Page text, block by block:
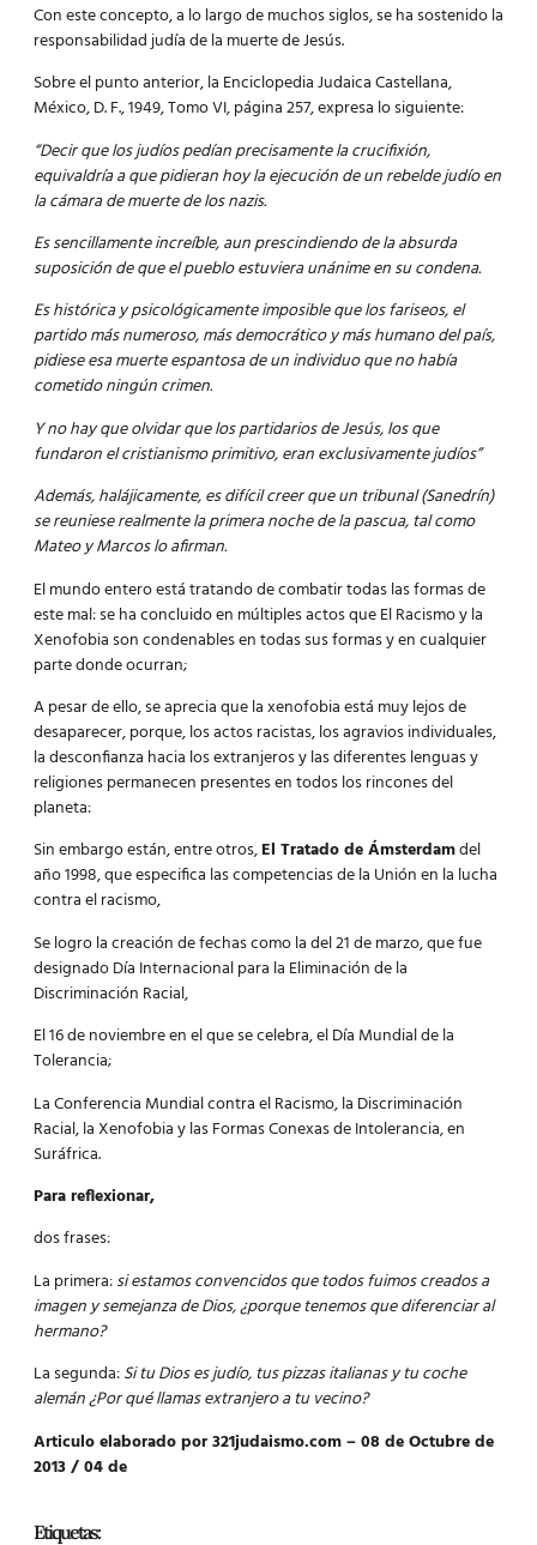
Con este concepto, a lo largo de muchos siglos, se ha sostenido la
responsabilidad judía de la muerte de Jesús.
Sobre el punto anterior, la Enciclopedia Judaica Castellana,
México, D. F., 1949, Tomo VI, página 257, expresa lo siguiente:
“Decir que los judíos pedían precisamente la crucifixión,
equivaldría a que pidieran hoy la ejecución de un rebelde judío en
la cámara de muerte de los nazis.
Es sencillamente increíble, aun prescindiendo de la absurda
suposición de que el pueblo estuviera unánime en su condena.
Es histórica y psicológicamente imposible que los fariseos, el
partido más numeroso, más democrático y más humano del país,
pidiese esa muerte espantosa de un individuo que no había
cometido ningún crimen.
Y no hay que olvidar que los partidarios de Jesús, los que
fundaron el cristianismo primitivo, eran exclusivamente judíos”
Además, halájicamente, es difícil creer que un tribunal (Sanedrín)
se reuniese realmente la primera noche de la pascua, tal como
Mateo y Marcos lo afirman.
El mundo entero está tratando de combatir todas las formas de
este mal: se ha concluido en múltiples actos que El Racismo y la
Xenofobia son condenables en todas sus formas y en cualquier
parte donde ocurran;
A pesar de ello, se aprecia que la xenofobia está muy lejos de
desaparecer, porque, los actos racistas, los agravios individuales,
la desconfianza hacia los extranjeros y las diferentes lenguas y
religiones permanecen presentes en todos los rincones del
planeta:
Sin embargo están, entre otros,El Tratado de Ámsterdamdel
año 1998, que especifica las competencias de la Unión en la lucha
contra el racismo,
Se logro la creación de fechas como la del 21 de marzo, que fue
designado Día Internacional para la Eliminación de la
Discriminación Racial,
El 16 de noviembre en el que se celebra, el Día Mundial de la
Tolerancia;
La Conferencia Mundial contra el Racismo, la Discriminación
Racial, la Xenofobia y las Formas Conexas de Intolerancia, en
Suráfrica.
Para reflexionar,
dos frases:
La primera:si estamos convencidos que todos fuimos creados a
imagen y semejanza de Dios, ¿porque tenemos que diferenciar al
hermano?
La segunda:Si tu Dios es judío, tus pizzas italianas y tu coche
alemán ¿Por qué llamas extranjero a tu vecino?
Articulo elaborado por 321judaismo.com – 08 de Octubre de
2013 / 04 de
Etiquetas: